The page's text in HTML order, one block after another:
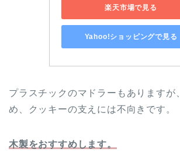
楽天市場で見る
Yahoo!ショッピングで見る
プラスチックのマドラーもありますが
め、クッキーの支えには不向きです。
木製をおすすめします。